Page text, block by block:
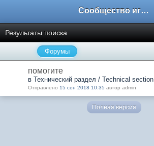
Сообщество игроков L2BesT.Org
Результаты поиска
Форумы
помогите
в Технический раздел / Technical section
Отправлено 15 сен 2018 10:35 автор admin
Полная версия